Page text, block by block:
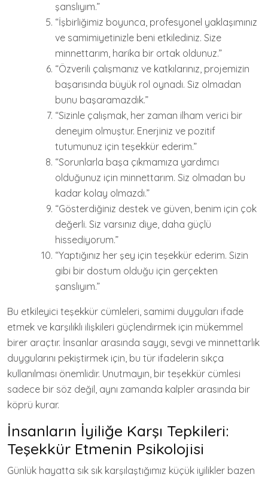
şanslıyım.”
“İşbirliğimiz boyunca, profesyonel yaklaşımınız
ve samimiyetinizle beni etkilediniz. Size
minnettarım, harika bir ortak oldunuz.”
“Özverili çalışmanız ve katkılarınız, projemizin
başarısında büyük rol oynadı. Siz olmadan
bunu başaramazdık.”
“Sizinle çalışmak, her zaman ilham verici bir
deneyim olmuştur. Enerjiniz ve pozitif
tutumunuz için teşekkür ederim.”
“Sorunlarla başa çıkmamıza yardımcı
olduğunuz için minnettarım. Siz olmadan bu
kadar kolay olmazdı.”
“Gösterdiğiniz destek ve güven, benim için çok
değerli. Siz varsınız diye, daha güçlü
hissediyorum.”
“Yaptığınız her şey için teşekkür ederim. Sizin
gibi bir dostum olduğu için gerçekten
şanslıyım.”
Bu etkileyici teşekkür cümleleri, samimi duyguları ifade
etmek ve karşılıklı ilişkileri güçlendirmek için mükemmel
birer araçtır. İnsanlar arasında saygı, sevgi ve minnettarlık
duygularını pekiştirmek için, bu tür ifadelerin sıkça
kullanılması önemlidir. Unutmayın, bir teşekkür cümlesi
sadece bir söz değil, aynı zamanda kalpler arasında bir
köprü kurar.
İnsanların İyiliğe Karşı Tepkileri:
Teşekkür Etmenin Psikolojisi
Günlük hayatta sık sık karşılaştığımız küçük iyilikler bazen